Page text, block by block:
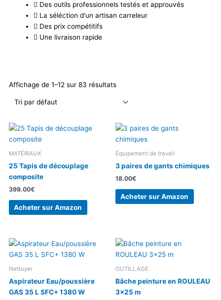
Des outils professionnels testés et approuvés
La séléction d'un artisan carreleur
Des prix compétitifs
Une livraison rapide
Affichage de 1–12 sur 83 résultats
MATÉRIAUX
25 Tapis de découplage
composite
399.00€
Acheter sur Amazon
Équipement de travail
3 paires de gants chimiques
18.00€
Acheter sur Amazon
Nettoyer
Aspirateur Eau/poussière
GAS 35 L SFC+ 1380 W
OUTILLAGE
Bâche peinture en ROULEAU
3×25 m